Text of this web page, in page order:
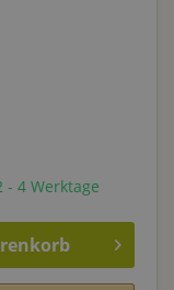
4 Werktage